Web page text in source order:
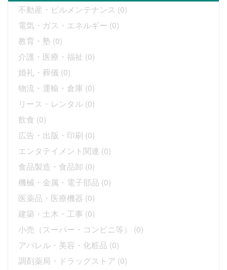
不動産・ビルメンテナンス (0)
電気・ガス・エネルギー (0)
教育・塾 (0)
介護・医療・福祉 (0)
婚礼・葬儀 (0)
物流・運輸・倉庫 (0)
リース・レンタル (0)
飲食 (0)
広告・出版・印刷 (0)
エンタテイメント関連 (0)
食品製造・食品卸 (0)
機械・金属・電子部品 (0)
医薬品・医療機器 (0)
建築・土木・工事 (0)
小売（スーパー・コンビニ等）
(0)
アパレル・美容・化粧品 (0)
調剤薬局・ドラッグストア (0)